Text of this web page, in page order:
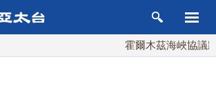
霍爾木茲海峽協議將